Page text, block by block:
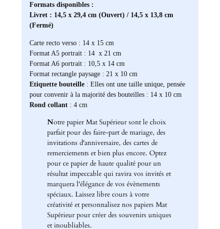
Formats disponibles :
Livret : 14,5 x 29,4 cm (Ouvert) / 14,5 x 13,8 cm
(Fermé)
Carte recto verso : 14 x 15 cm
Format A5 portrait : 14 x 21 cm
Format A6 portrait : 10,5 x 14 cm
Format rectangle paysage : 21 x 10 cm
Etiquette bouteille: Elles ont une taille unique, pensée
pour convenir à la majorité des bouteilles : 14 x 10 cm
Rond collant : 4 cm
Notre papier Mat Supérieur sont le choix
parfait pour des faire-part de mariage, des
invitations d'anniversaire, des cartes de
remerciements et bien plus encore. Optez
pour ce papier de haute qualité pour un
résultat impeccable qui ravira vos invités et
marquera l'élégance de vos évènements
spéciaux. Laissez libre cours à votre
créativité et personnalisez nos papiers Mat
Supérieur pour créer des souvenirs uniques
et inoubliables.